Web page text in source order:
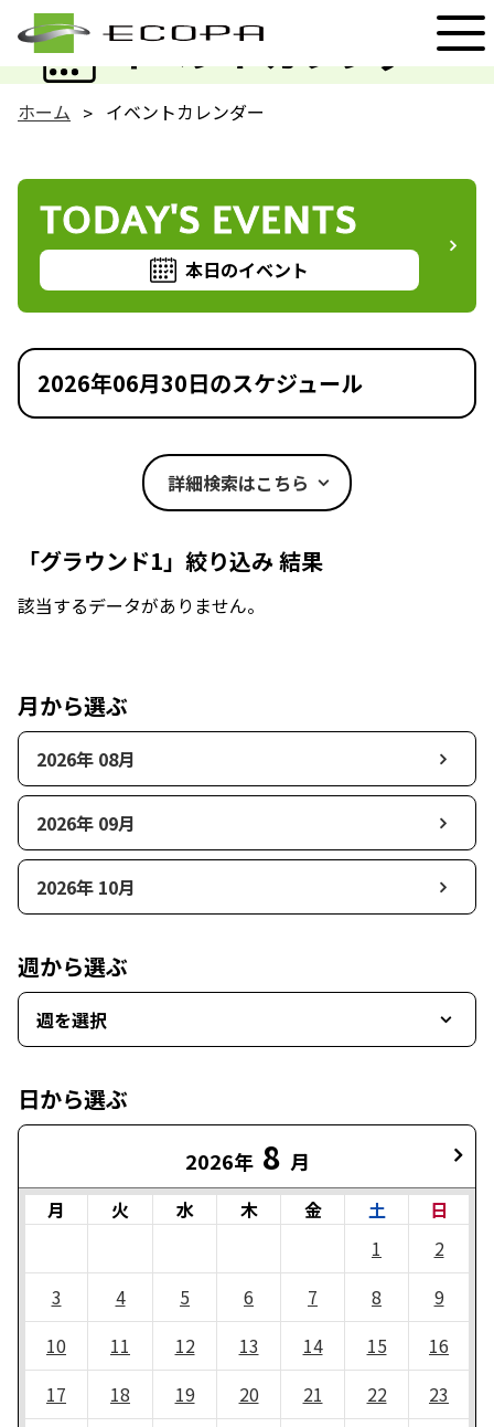
イベントカレンダー
EVENT
ホーム イベントカレンダー
TODAY'S EVENTS
本日のイベント
2026年06月30日のスケジュール
詳細検索はこちら
「グラウンド1」絞り込み 結果
該当するデータがありません。
月から選ぶ
2026年 08月
2026年 09月
2026年 10月
週から選ぶ
週を選択
日から選ぶ
2026年 8 月
月 火 水 木 金 土
日
1
2
3
4 5 6 7 8
9
10
11 12 13 14 15
16
17
18 19 20 21 22
23